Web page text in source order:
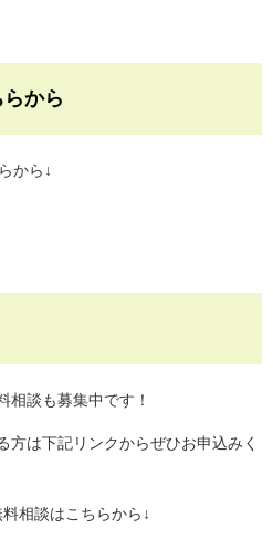
から
から↓
相談も募集中です！
方は下記リンクからぜひお申込みく
相談はこちらから↓